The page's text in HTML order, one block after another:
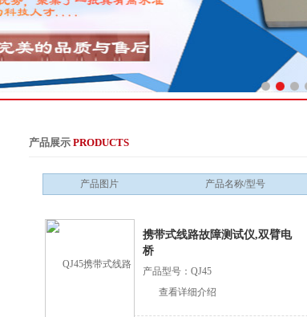
产品展示 PRODUCTS
产品图片 产品名称/型号
携带式线路故障测试仪,双臂电
桥
产品型号：QJ45
查看详细介绍